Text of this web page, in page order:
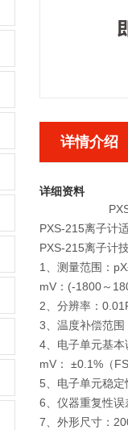
详情介绍
详细资料
PXS-215离子计
PXS-215离子计
1、测量范围：
mV：(-1800～
2、分辨率：
3、温度补偿范
4、电子单元基
mV： ±0.1%（
5、电子单元稳
6、仪器重复性
7、外形尺寸：